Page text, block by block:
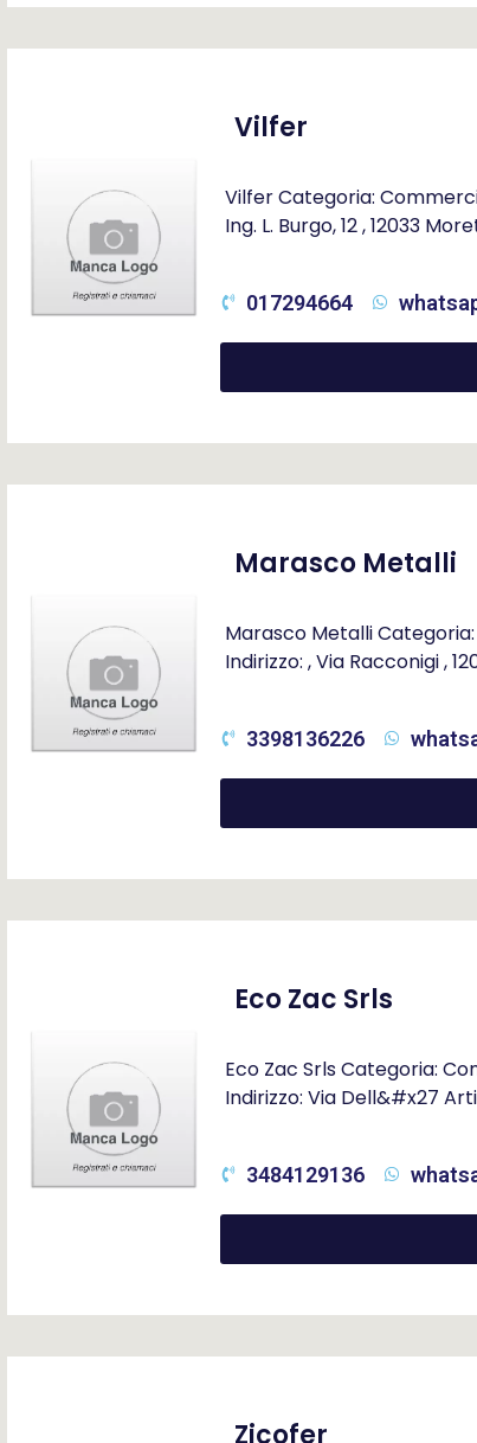
Vilfer
Vilfer Categoria:
Ing. L. Burgo, 12 , 12033
017294664
Marasco Metalli
Marasco Metalli
Indirizzo: , Via Racconigi ,
3398136226
Eco Zac Srls
Eco Zac Srls Categoria:
Indirizzo: Via Dell&#x27
3484129136
Zicofer